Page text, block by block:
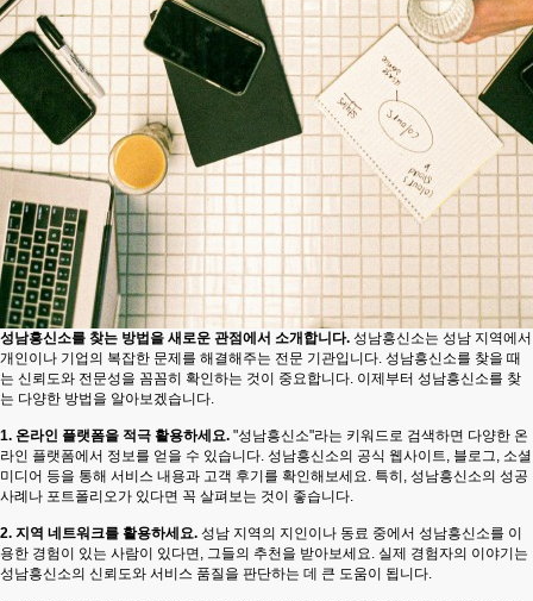
성남흥신소를 찾는 방법을 새로운 관점에서 소개합니다. 성남흥신소는 성남 지역에서
개인이나 기업의 복잡한 문제를 해결해주는 전문 기관입니다. 성남흥신소를 찾을 때
는 신뢰도와 전문성을 꼼꼼히 확인하는 것이 중요합니다. 이제부터 성남흥신소를 찾
는 다양한 방법을 알아보겠습니다.
1. 온라인 플랫폼을 적극 활용하세요. "성남흥신소"라는 키워드로 검색하면 다양한 온
라인 플랫폼에서 정보를 얻을 수 있습니다. 성남흥신소의 공식 웹사이트, 블로그, 소셜
미디어 등을 통해 서비스 내용과 고객 후기를 확인해보세요. 특히, 성남흥신소의 성공
사례나 포트폴리오가 있다면 꼭 살펴보는 것이 좋습니다.
2. 지역 네트워크를 활용하세요. 성남 지역의 지인이나 동료 중에서 성남흥신소를 이
용한 경험이 있는 사람이 있다면, 그들의 추천을 받아보세요. 실제 경험자의 이야기는
성남흥신소의 신뢰도와 서비스 품질을 판단하는 데 큰 도움이 됩니다.